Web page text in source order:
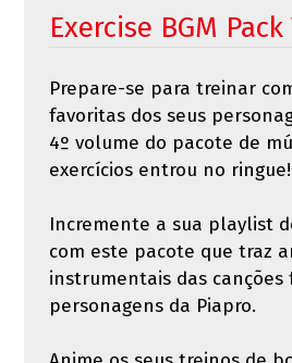
Exercise BGM Pack
Prepare-se para treinar
favoritas dos seus
4º volume do pacote de
exercícios entrou no ringue!
Incremente a sua playlist
com este pacote que traz
instrumentais das canções
personagens da Piapro.